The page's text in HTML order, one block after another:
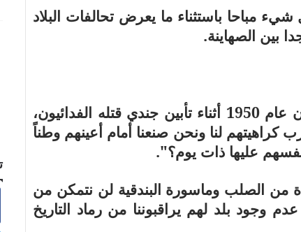
مباحا باستثناء ما يعرض تحالفات البلاد
بين الصهاينة.
واستعرض المؤلف كلمة للضابط وقتها موشي ديان عام 1950 أثناء تأبين جندي قتله الفدائيون،
كراهيتهم لنا ونحن صنعنا أمام أعينهم وطناً
عليها ذات يوم؟".
الصلب وماسورة البندقية لن نتمكن من
وجود بلد لهم يراقبوننا من رماد التاريخ